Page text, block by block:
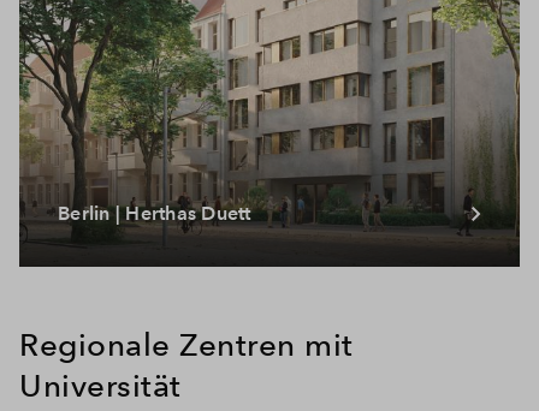
Berlin | Herthas Duett
Regionale Zentren mit
Universität